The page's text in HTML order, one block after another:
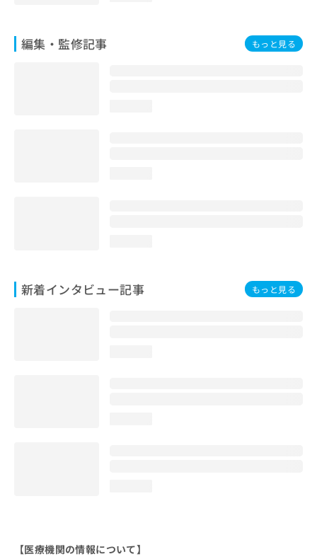
編集・監修記事 もっと見る
新着インタビュー記事 もっと見る
【医療機関の情報について】